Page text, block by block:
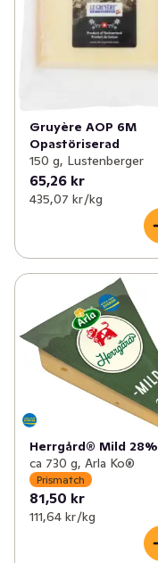
Gruyère AOP 6M
Opastöriserad
150 g, Lustenberger
65,26 kr
435,07 kr /kg
Herrgård® Mild 28%
ca 730 g, Arla Ko®
Prismatch
81,50 kr
111,64 kr /kg